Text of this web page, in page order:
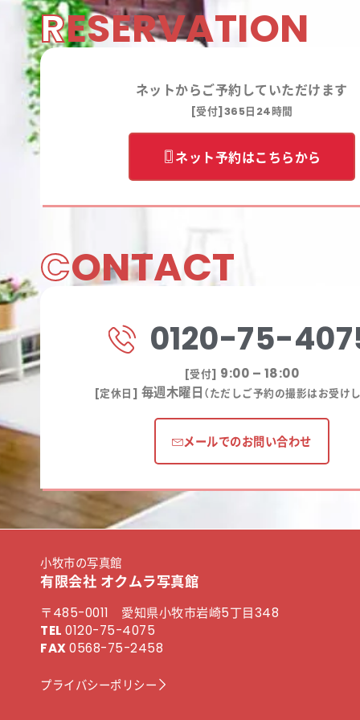
RESERVATION
ネットからご予約していただけます
[受付]365日24時間
ネット予約はこちらから
CONTACT
0120-75-
[受付] 9:00 – 18:00
[定休日] 毎週木曜日 （ただしご予約の撮影はお受け
メールでのお問い合わせ
小牧市の写真館
有限会社 オクムラ写真館
〒485-0011 愛知県小牧市岩崎5丁目348
TEL 0120-75-4075
FAX0568-75-2458
プライバシーポリシー